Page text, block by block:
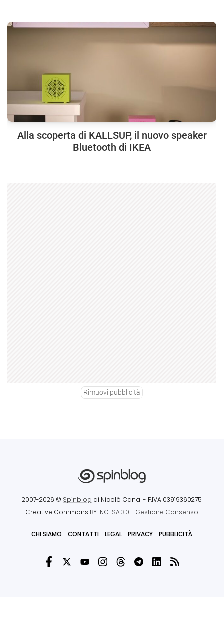
Alla scoperta di KALLSUP, il nuovo speaker
Bluetooth di IKEA
Rimuovi pubblicità
2007-2026 © Spinblog di Nicolò Canal - P.IVA 03919360275
Creative Commons BY-NC-SA 3.0- Gestione Consenso
CHI SIAMO CONTATTI LEGAL PRIVACY PUBBLICITÀ